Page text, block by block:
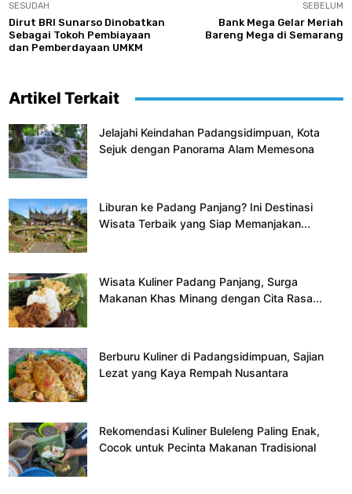
SESUDAH
Dirut BRI Sunarso Dinobatkan
Sebagai Tokoh Pembiayaan
dan Pemberdayaan UMKM
SEBELUM
Bank Mega Gelar Meriah
Bareng Mega di Semarang
Artikel Terkait
Jelajahi Keindahan Padangsidimpuan, Kota
Sejuk dengan Panorama Alam Memesona
Liburan ke Padang Panjang? Ini Destinasi
Wisata Terbaik yang Siap Memanjakan...
Wisata Kuliner Padang Panjang, Surga
Makanan Khas Minang dengan Cita Rasa...
Berburu Kuliner di Padangsidimpuan, Sajian
Lezat yang Kaya Rempah Nusantara
Rekomendasi Kuliner Buleleng Paling Enak,
Cocok untuk Pecinta Makanan Tradisional